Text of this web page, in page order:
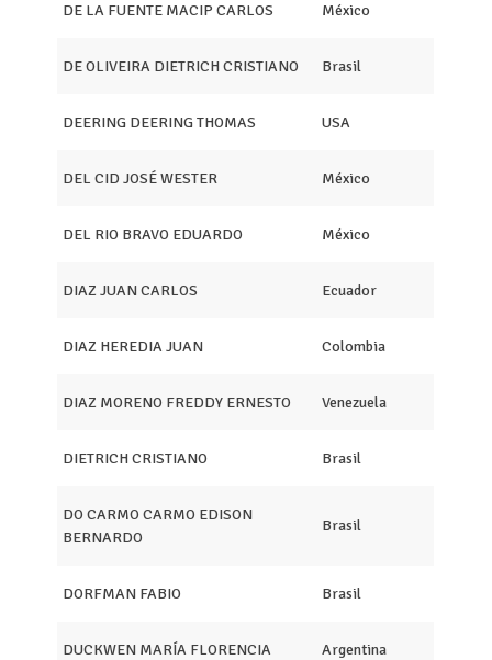
DE LA FUENTE MACIP CARLOS México
DE OLIVEIRA DIETRICH CRISTIANO Brasil
DEERING DEERING THOMAS USA
DEL CID JOSÉ WESTER México
DEL RIO BRAVO EDUARDO México
DIAZ JUAN CARLOS Ecuador
DIAZ HEREDIA JUAN Colombia
DIAZ MORENO FREDDY ERNESTO Venezuela
DIETRICH CRISTIANO Brasil
DO CARMO CARMO EDISON
BERNARDO
Brasil
DORFMAN FABIO Brasil
DUCKWEN MARÍA FLORENCIA Argentina